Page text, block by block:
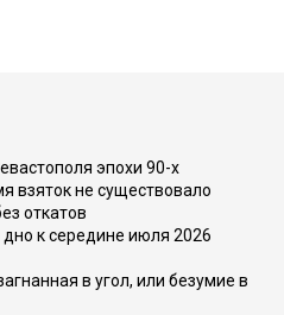
эпохи 90-х
взяток не существовало
откатов
к середине июля 2026
в угол, или безумие в